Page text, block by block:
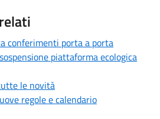
conferimenti porta a porta
piattaforma ecologica
le novità
regole e calendario